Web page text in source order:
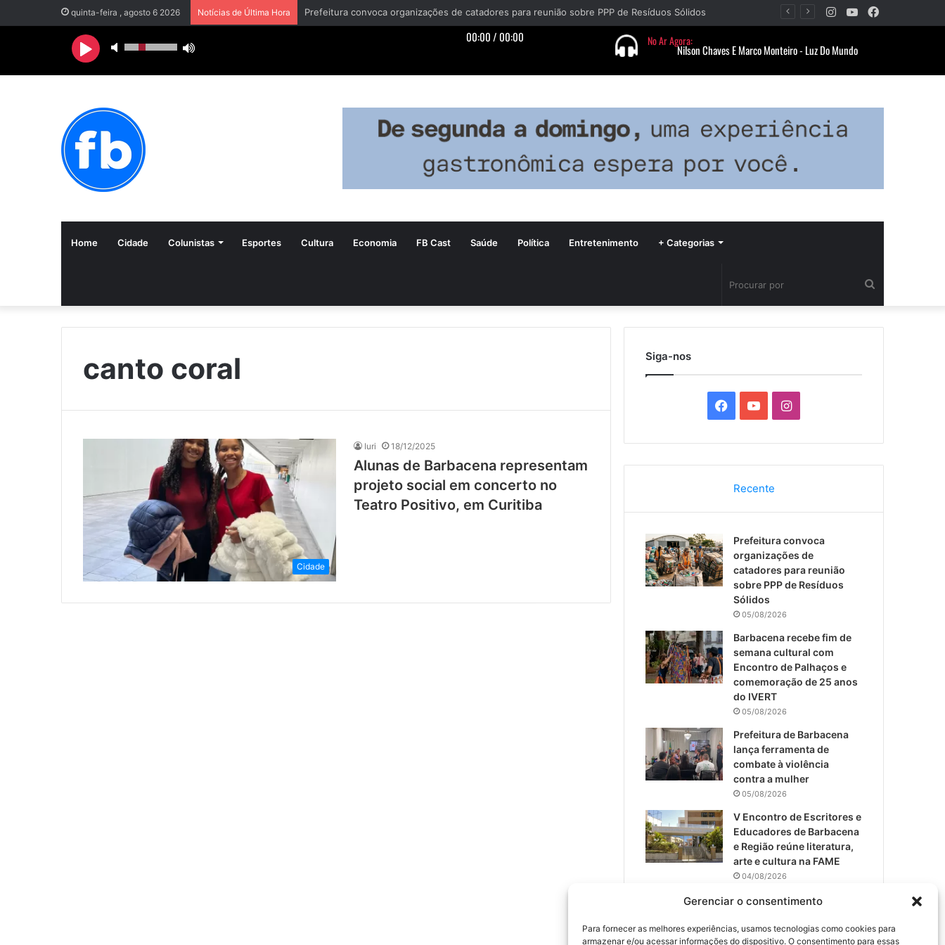
Gerenciar o consentimento
Para fornecer as melhores experiências, usamos tecnologias como cookies para
armazenar e/ou acessar informações do dispositivo. O consentimento para essas
quinta-feira , agosto 6 2026 Notícias de Última Hora Prefeitura convoca organizações de catadores para reunião sobre PPP de Resíduos Sólidos YouTube
Instagram
Home Cidade Colunistas Esportes Cultura Economia FB Cast Saúde Política Entretenimento + Categorias
por
canto coral
Cidade
Iuri 18/12/2025
Alunas de Barbacena representam
projeto social em concerto no
Teatro Positivo, em Curitiba
Siga-nos
c
e
b
o
o
k
u
T
u
b
e
I
s
a
g
r
Recente
Prefeitura convoca
organizações de
catadores para reunião
sobre PPP de Resíduos
Sólidos
05/08/2026
Barbacena recebe fim de
semana cultural com
Encontro de Palhaços e
comemoração de 25 anos
do IVERT
05/08/2026
Prefeitura de Barbacena
lança ferramenta de
combate à violência
contra a mulher
05/08/2026
V Encontro de Escritores e
Educadores de Barbacena
e Região reúne literatura,
arte e cultura na FAME
04/08/2026
Teatro da Pedra apresenta
João del-Rei